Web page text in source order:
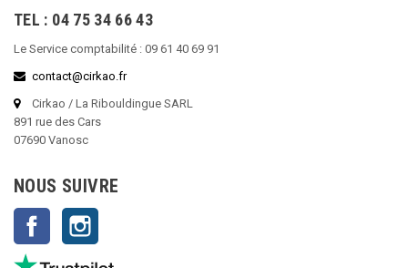
TEL : 04 75 34 66 43
Le Service comptabilité : 09 61 40 69 91
contact@cirkao.fr
Cirkao / La Ribouldingue SARL
891 rue des Cars
07690 Vanosc
NOUS SUIVRE
Facebook